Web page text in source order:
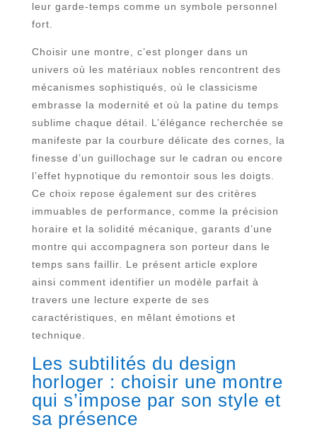
leur garde-temps comme un symbole personnel
fort.
Choisir une montre, c’est plonger dans un
univers où les matériaux nobles rencontrent des
mécanismes sophistiqués, où le classicisme
embrasse la modernité et où la patine du temps
sublime chaque détail. L’élégance recherchée se
manifeste par la courbure délicate des cornes, la
finesse d’un guillochage sur le cadran ou encore
l’effet hypnotique du remontoir sous les doigts.
Ce choix repose également sur des critères
immuables de performance, comme la précision
horaire et la solidité mécanique, garants d’une
montre qui accompagnera son porteur dans le
temps sans faillir. Le présent article explore
ainsi comment identifier un modèle parfait à
travers une lecture experte de ses
caractéristiques, en mêlant émotions et
technique.
Les subtilités du design
horloger : choisir une montre
qui s’impose par son style et
sa présence